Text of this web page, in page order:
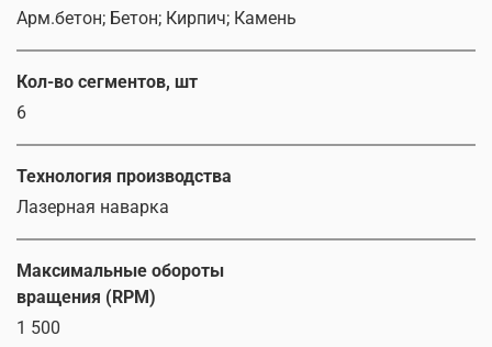
Арм.бетон; Бетон; Кирпич; Камень
Кол-во сегментов, шт
6
Технология производства
Лазерная наварка
Максимальные обороты
вращения (RPM)
1 500